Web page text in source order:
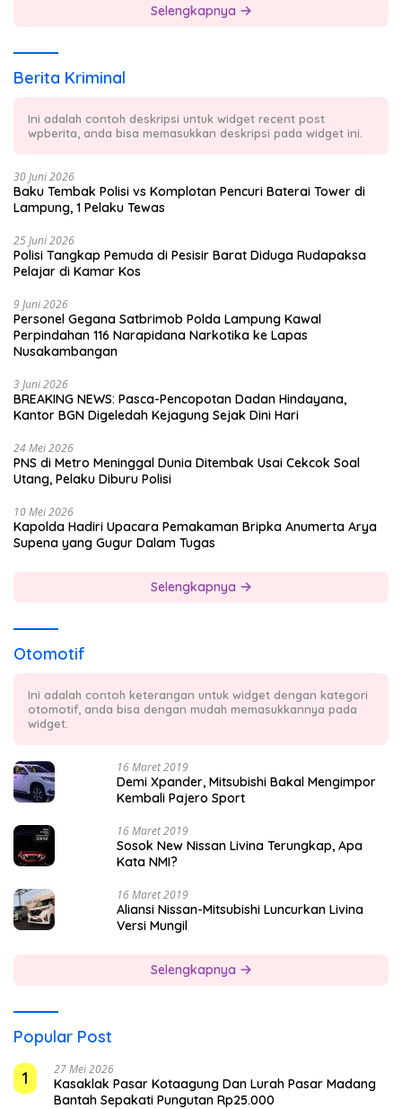
Selengkapnya
Berita Kriminal
Ini adalah contoh deskripsi untuk widget recent post
wpberita, anda bisa memasukkan deskripsi pada widget ini.
30 Juni 2026
Baku Tembak Polisi vs Komplotan Pencuri Baterai Tower di
Lampung, 1 Pelaku Tewas
25 Juni 2026
Polisi Tangkap Pemuda di Pesisir Barat Diduga Rudapaksa
Pelajar di Kamar Kos
9 Juni 2026
Personel Gegana Satbrimob Polda Lampung Kawal
Perpindahan 116 Narapidana Narkotika ke Lapas
Nusakambangan
3 Juni 2026
BREAKING NEWS: Pasca-Pencopotan Dadan Hindayana,
Kantor BGN Digeledah Kejagung Sejak Dini Hari
24 Mei 2026
PNS di Metro Meninggal Dunia Ditembak Usai Cekcok Soal
Utang, Pelaku Diburu Polisi
10 Mei 2026
Kapolda Hadiri Upacara Pemakaman Bripka Anumerta Arya
Supena yang Gugur Dalam Tugas
Selengkapnya
Otomotif
Ini adalah contoh keterangan untuk widget dengan kategori
otomotif, anda bisa dengan mudah memasukkannya pada
widget.
16 Maret 2019
Demi Xpander, Mitsubishi Bakal Mengimpor
Kembali Pajero Sport
16 Maret 2019
Sosok New Nissan Livina Terungkap, Apa
Kata NMI?
16 Maret 2019
Aliansi Nissan-Mitsubishi Luncurkan Livina
Versi Mungil
Selengkapnya
Popular Post
1
27 Mei 2026
Kasaklak Pasar Kotaagung Dan Lurah Pasar Madang
Bantah Sepakati Pungutan Rp25.000